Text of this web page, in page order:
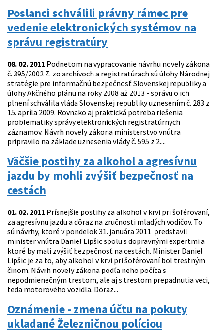
Poslanci schválili právny rámec pre
vedenie elektronických systémov na
správu registratúry
08. 02. 2011 Podnetom na vypracovanie návrhu novely zákona
č. 395/2002 Z. zo archívoch a registratúrach sú úlohy Národnej
stratégie pre informačnú bezpečnosť Slovenskej republiky a
úlohy Akčného plánu na roky 2008 až 2013 - správu o ich
plnení schválila vláda Slovenskej republiky uznesením č. 283 z
15. apríla 2009. Rovnako aj praktická potreba riešenia
problematiky správy elektronických registratúrnych
záznamov. Návrh novely zákona ministerstvo vnútra
pripravilo na základe uznesenia vlády č. 595 z 2....
Väčšie postihy za alkohol a agresívnu
jazdu by mohli zvýšiť bezpečnosť na
cestách
01. 02. 2011 Prísnejšie postihy za alkohol v krvi pri šoférovaní,
za agresívnu jazdu a dôraz na zručnosti mladých vodičov. To
sú návrhy, ktoré v pondelok 31. januára 2011 predstavil
minister vnútra Daniel Lipšic spolu s dopravnými expertmi a
ktoré by mali zvýšiť bezpečnosť na cestách. Minister Daniel
Lipšic je za to, aby alkohol v krvi pri šoférovaní bol trestným
činom. Návrh novely zákona podľa neho počíta s
nepodmienečným trestom, ale aj s trestom prepadnutia veci,
teda motorového vozidla. Dôraz...
Oznámenie - zmena účtu na pokuty
ukladané Železničnou políciou